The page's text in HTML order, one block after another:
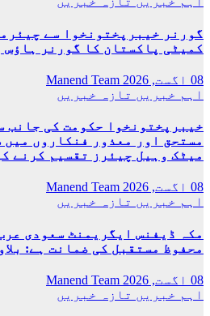
گورنر خیبرپختونخوا سے
کمیٹی پاکستان کا گورنر ہاؤس
08 اگست, 2026
Manend Team
اہم خبریں تازہ خبریں
خیبرپختونخوا حکومت کی جانب
مستحق اور معذور فنکاروں میں
میٹک وہیل چیئرز تقسیم کرنے
08 اگست, 2026
Manend Team
اہم خبریں تازہ خبریں
مکہ ڈیفنس ایگریمنٹ سعودی
محفوظ مستقبل کی ضمانت ہے:
08 اگست, 2026
Manend Team
اہم خبریں تازہ خبریں